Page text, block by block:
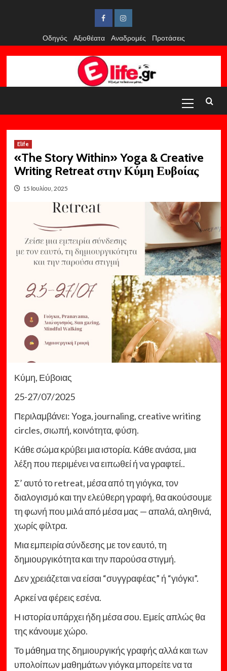
FacebookInstagram
Οδηγός
Αξιοθέατα Αναδρομές Προτάσεις
Menu
Elife
«The Story Within» Yoga & Creative
Writing Retreat στην Κύμη Ευβοίας
15 Ιουλίου, 2025
Κύμη, Εύβοιας
25-27/07/2025
Περιλαμβάνει: Yoga, journaling, creative writing
circles, σιωπή, κοινότητα, φύση.
Κάθε σώμα κρύβει μια ιστορία. Κάθε ανάσα, μια
λέξη που περιμένει να ειπωθεί ή να γραφτεί..
Σ’ αυτό το retreat, μέσα από τη γιόγκα, τον
διαλογισμό και την ελεύθερη γραφή, θα ακούσουμε
τη φωνή που μιλά από μέσα μας — απαλά, αληθινά,
χωρίς φίλτρα.
Μια εμπειρία σύνδεσης με τον εαυτό, τη
δημιουργικότητα και την παρούσα στιγμή.
Δεν χρειάζεται να είσαι “συγγραφέας” ή “γιόγκι”.
Αρκεί να φέρεις εσένα.
Η ιστορία υπάρχει ήδη μέσα σου. Εμείς απλώς θα
της κάνουμε χώρο.
Το μάθημα της δημιουργικής γραφής αλλά και των
υπολοίπων μαθημάτων γιόγκα μπορείτε να τα